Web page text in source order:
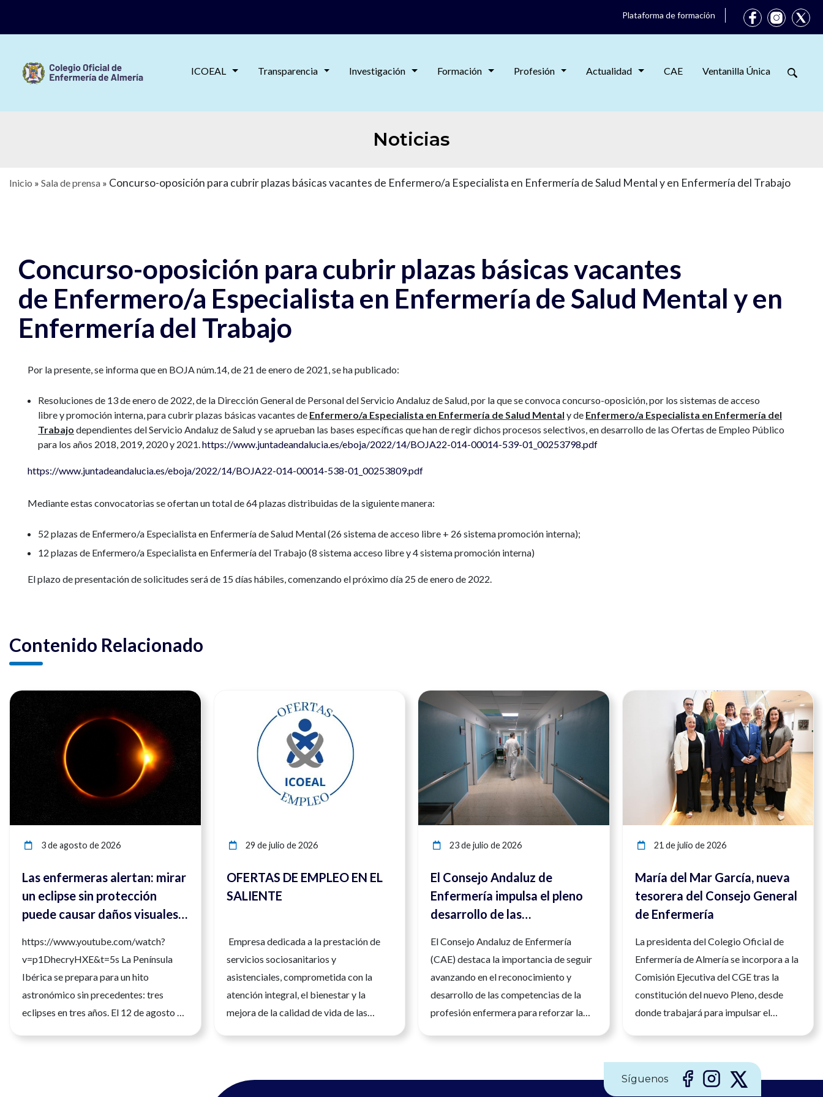
Plataforma de formación
ICOEAL Transparencia Investigación Formación Profesión Actualidad CAE Ventanilla Única
Noticias
Inicio » Sala de prensa » Concurso-oposición para cubrir plazas básicas vacantes de Enfermero/a Especialista en Enfermería de Salud Mental y en Enfermería del Trabajo
Concurso-oposición para cubrir plazas básicas vacantes
de Enfermero/a Especialista en Enfermería de Salud Mental y en
Enfermería del Trabajo
Por la presente, se informa que en BOJA núm.14, de 21 de enero de 2021, se ha publicado:
Resoluciones de 13 de enero de 2022, de la Dirección General de Personal del Servicio Andaluz de Salud, por la que se convoca concurso-oposición, por los sistemas de acceso
libre y promoción interna, para cubrir plazas básicas vacantes de Enfermero/a Especialista en Enfermería de Salud Mental y de Enfermero/a Especialista en Enfermería del
Trabajo dependientes del Servicio Andaluz de Salud y se aprueban las bases específicas que han de regir dichos procesos selectivos, en desarrollo de las Ofertas de Empleo Público
para los años 2018, 2019, 2020 y 2021.https://www.juntadeandalucia.es/eboja/2022/14/BOJA22-014-00014-539-01_00253798.pdf
https://www.juntadeandalucia.es/eboja/2022/14/BOJA22-014-00014-538-01_00253809.pdf
Mediante estas convocatorias se ofertan un total de 64 plazas distribuidas de la siguiente manera:
52 plazas de Enfermero/a Especialista en Enfermería de Salud Mental (26 sistema de acceso libre + 26 sistema promoción interna);
12 plazas de Enfermero/a Especialista en Enfermería del Trabajo (8 sistema acceso libre y 4 sistema promoción interna)
El plazo de presentación de solicitudes será de 15 días hábiles, comenzando el próximo día 25 de enero de 2022.
Contenido Relacionado
3 de agosto de 2026
Las enfermeras alertan: mirar
un eclipse sin protección
puede causar daños visuales
https://www.youtube.com/watch?
v=p1DhecryHXE&t=5s La Península
Ibérica se prepara para un hito
astronómico sin precedentes: tres
eclipses en tres años. El 12 de agosto de
Ver noticia
29 de julio de 2026
OFERTAS DE EMPLEO EN EL
SALIENTE
Empresa dedicada a la prestación de
servicios sociosanitarios y
asistenciales, comprometida con la
atención integral, el bienestar y la
mejora de la calidad de vida de las
un entorno laboral estable, dinámico y
23 de julio de 2026
El Consejo Andaluz de
Enfermería impulsa el pleno
desarrollo de las
para reforzar la seguridad y
la calidad asistencial
El Consejo Andaluz de Enfermería
(CAE) destaca la importancia de seguir
avanzando en el reconocimiento y
desarrollo de las competencias de la
profesión enfermera para reforzar la
profesión sanitaria universitaria, con
Ver noticia
21 de julio de 2026
María del Mar García, nueva
tesorera del Consejo General
de Enfermería
La presidenta del Colegio Oficial de
Enfermería de Almería se incorpora a la
Comisión Ejecutiva del CGE tras la
constitución del nuevo Pleno, desde
donde trabajará para impulsar el
Oficial de Enfermería de Almería, María
del Mar García Martín, ha tomado hoy
Ver noticia
Síguenos